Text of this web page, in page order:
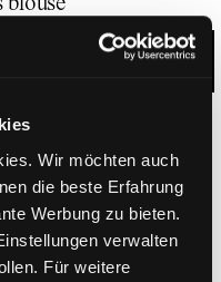
Wir möchten auch
die beste Erfahrung
Werbung zu bieten.
verwalten
Für weitere